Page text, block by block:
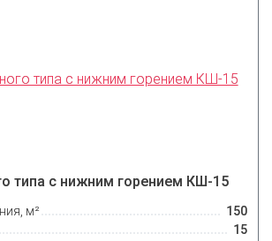
типа с нижним горением КШ-15
м²
150
15